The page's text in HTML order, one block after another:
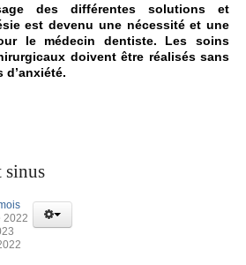
des différentes solutions et
est devenu une nécessité et une
le médecin dentiste. Les soins
doivent être réalisés sans
d’anxiété.
sinus
2022